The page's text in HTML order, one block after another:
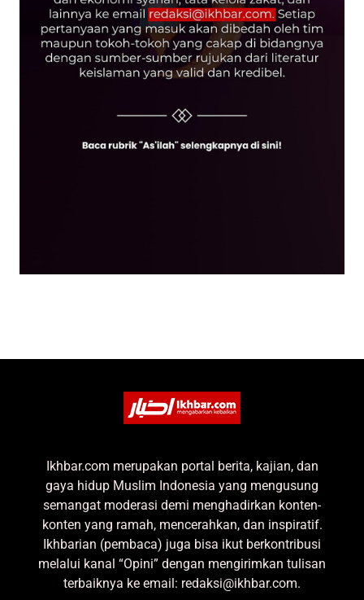
Ikhbar.com merupakan portal berita, kajian, dan
gaya hidup Muslim Indonesia yang mengusung
semangat moderasi demi menghadirkan konten-
konten yang ramah, mencerahkan, dan inspiratif.
Ikhbarian (pembaca) juga bisa ikut berkontribusi
melalui kanal “Opini” dengan mengirimkan tulisan
terbaiknya ke email: redaksi@ikhbar.com.